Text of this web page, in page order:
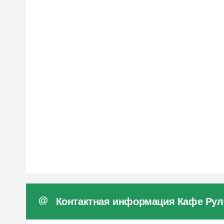
Контактная информация Кафе